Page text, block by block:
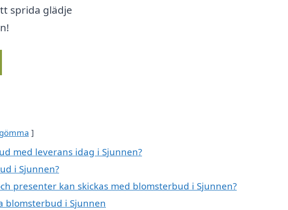
sprida glädje
gömma
med leverans idag i Sjunnen?
i Sjunnen?
presenter kan skickas med blomsterbud i Sjunnen?
blomsterbud i Sjunnen